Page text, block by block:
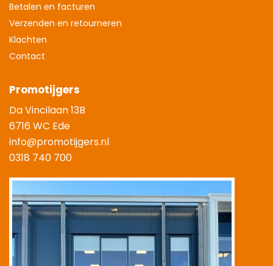
Betalen en facturen
Verzenden en retourneren
Klachten
Contact
Promotijgers
Da Vincilaan 13B
6716 WC Ede
info@promotijgers.nl
0318 740 700